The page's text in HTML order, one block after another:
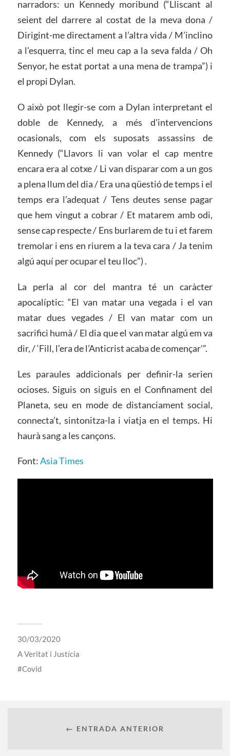
narradors: un Kennedy moribund (“Lliscant al
seient del darrere al costat de la meva dona /
Dirigint-me directament a l’altra vida / M’inclino
a l’esquerra, tinc el meu cap a la seva falda / Oh
Senyor, he estat portat a una mena de trampa”) i
el propi Dylan.
O això pot llegir-se com a Dylan interpretant el
doble de Kennedy, a més d’intervencions
ocasionals, com els suposats assassins de
Kennedy (“Llavors li van volar el cap mentre
encara era al cotxe / Li van disparar com a un gos
a plena llum del dia / Era una qüestió de temps i el
temps era l’adequat / Tens deutes sense pagar
que hem vingut a cobrar / Et matarem amb odi,
sense cap respecte / Ens burlarem de tu i et farem
tremolar i ens en riurem a la teva cara / Ja tenim
algú aquí per ocupar el teu lloc”) .
La perla al cor del mantra té un caràcter
apocalíptic: “El van matar una vegada i el van
matar dues vegades / El van matar com un
sacrifici humà / El dia que el van matar algú em va
dir, / ‘Fill, l’era de l’Anticrist acaba de començar'”.
Les paraules addicionals per definir-la serien
ocioses. Siguis on siguis en el Confinament del
Planeta, seu en mode de distanciament social,
connecta’t, sintonitza-la i viatja en el temps. Hi
haurà sang a les cançons.
Font:Asia Times
30/03/2020
AVeritat i Justícia
Covid
← ENTRADA ANTERIOR